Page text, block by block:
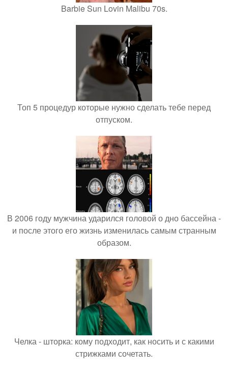
Barbie Sun Lovin Malibu 70s.
Топ 5 процедур которые нужно сделать тебе перед
отпуском.
В 2006 году мужчина ударился головой о дно бассейна -
и после этого его жизнь изменилась самым странным
образом.
Челка - шторка: кому подходит, как носить и с какими
стрижками сочетать.